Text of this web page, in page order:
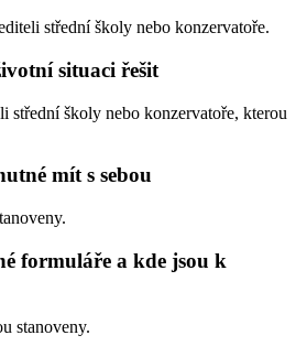
střední školy nebo konzervatoře.
situaci řešit
střední školy nebo konzervatoře, kterou
mít s sebou
formuláře a kde jsou k
stanoveny.